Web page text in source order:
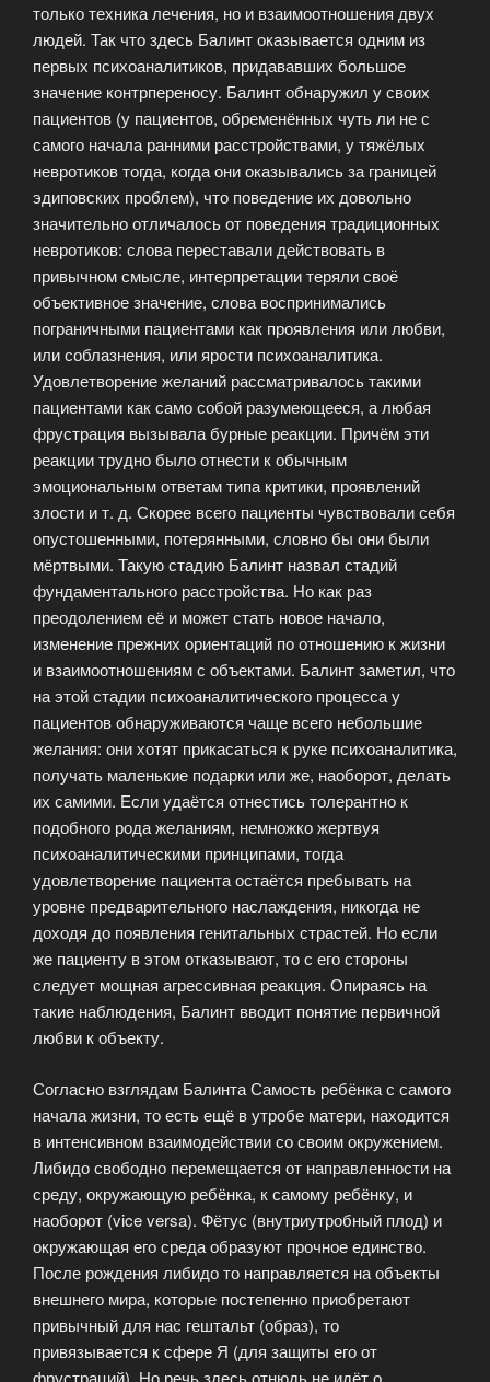
только техника лечения, но и взаимоотношения двух
людей. Так что здесь Балинт оказывается одним из
первых психоаналитиков, придававших большое
значение контрпереносу. Балинт обнаружил у своих
пациентов (у пациентов, обременённых чуть ли не с
самого начала ранними расстройствами, у тяжёлых
невротиков тогда, когда они оказывались за границей
эдиповских проблем), что поведение их довольно
значительно отличалось от поведения традиционных
невротиков: слова переставали действовать в
привычном смысле, интерпретации теряли своё
объективное значение, слова воспринимались
пограничными пациентами как проявления или любви,
или соблазнения, или ярости психоаналитика.
Удовлетворение желаний рассматривалось такими
пациентами как само собой разумеющееся, а любая
фрустрация вызывала бурные реакции. Причём эти
реакции трудно было отнести к обычным
эмоциональным ответам типа критики, проявлений
злости и т. д. Скорее всего пациенты чувствовали себя
опустошенными, потерянными, словно бы они были
мёртвыми. Такую стадию Балинт назвал стадий
фундаментального расстройства. Но как раз
преодолением её и может стать новое начало,
изменение прежних ориентаций по отношению к жизни
и взаимоотношениям с объектами. Балинт заметил, что
на этой стадии психоаналитического процесса у
пациентов обнаруживаются чаще всего небольшие
желания: они хотят прикасаться к руке психоаналитика,
получать маленькие подарки или же, наоборот, делать
их самими. Если удаётся отнестись толерантно к
подобного рода желаниям, немножко жертвуя
психоаналитическими принципами, тогда
удовлетворение пациента остаётся пребывать на
уровне предварительного наслаждения, никогда не
доходя до появления генитальных страстей. Но если
же пациенту в этом отказывают, то с его стороны
следует мощная агрессивная реакция. Опираясь на
такие наблюдения, Балинт вводит понятие первичной
любви к объекту.
Согласно взглядам Балинта Самость ребёнка с самого
начала жизни, то есть ещё в утробе матери, находится
в интенсивном взаимодействии со своим окружением.
Либидо свободно перемещается от направленности на
среду, окружающую ребёнка, к самому ребёнку, и
наоборот (vice versa). Фётус (внутриутробный плод) и
окружающая его среда образуют прочное единство.
После рождения либидо то направляется на объекты
внешнего мира, которые постепенно приобретают
привычный для нас гештальт (образ), то
привязывается к сфере Я (для защиты его от
фрустраций). Но речь здесь отнюдь не идёт о